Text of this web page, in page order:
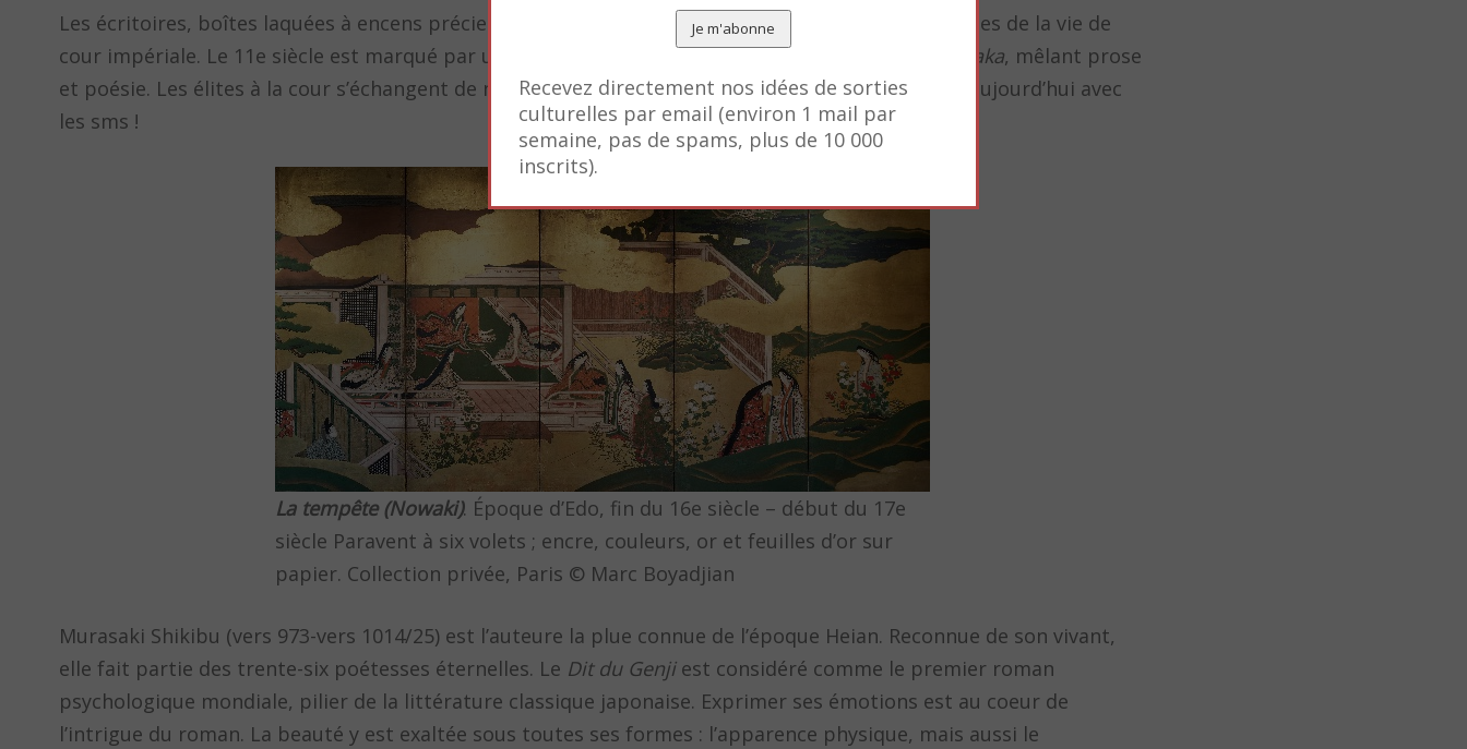
Les écritoires, boîtes laquées à encens précieux, estampes, paravents constituent des témoignages de la vie de
cour impériale. Le 11e siècle est marqué par une grande liberté féminine qui s’empare du style
waka, mêlant prose
et poésie. Les élites à la cour s’échangent de nombreux poèmes par jour comme nous le faisons aujourd’hui avec
les sms !
La tempête (Nowaki). Époque d’Edo, fin du 16e siècle – début du 17e
siècle Paravent à six volets ; encre, couleurs, or et feuilles d’or sur
papier. Collection privée, Paris © Marc Boyadjian
Murasaki Shikibu (vers 973-vers 1014/25) est l’auteure la plue connue de l’époque Heian. Reconnue de son vivant,
elle fait partie des trente-six poétesses éternelles. Le Dit du Genjiest considéré comme le premier roman
psychologique mondiale, pilier de la littérature classique japonaise. Exprimer ses émotions est au coeur de
l’intrigue du roman. La beauté y est exaltée sous toutes ses formes : l’apparence physique, mais aussi le
Recevez directement nos idées de sorties
culturelles par email (environ 1 mail par
semaine, pas de spams, plus de 10 000
inscrits).